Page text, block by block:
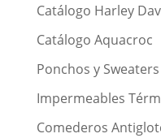
Catálogo Harley
Catálogo Aquacroc
Ponchos y Sweaters
Impermeables
Comederos